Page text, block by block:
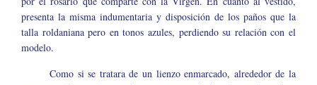
presenta la misma indumentaria y disposición de los paños que la
talla roldaniana pero en tonos azules, perdiendo su relación con el
modelo.
Como si se tratara de un lienzo enmarcado, alrededor de la